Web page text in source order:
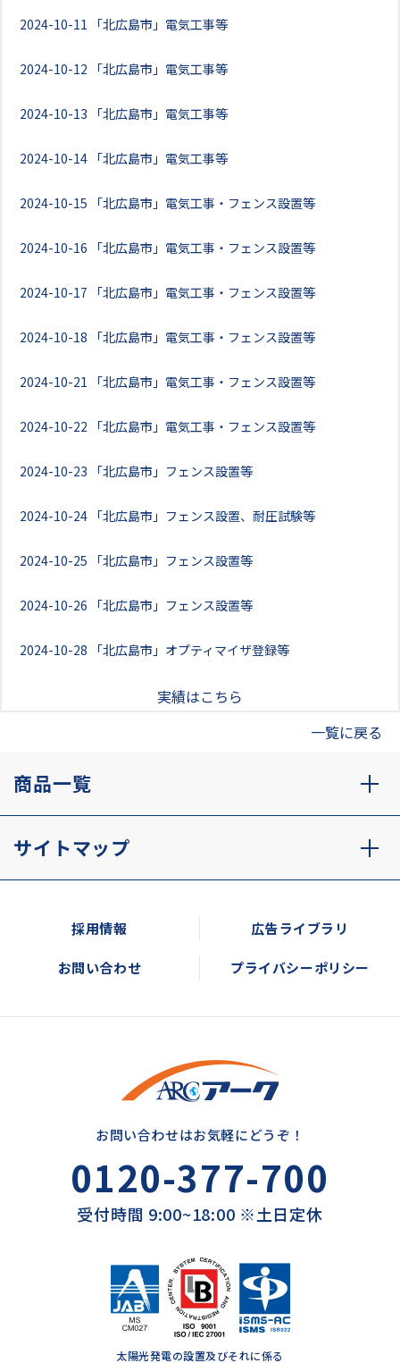
2024-10-11 「北広島市」電気工事等
2024-10-12 「北広島市」電気工事等
2024-10-13 「北広島市」電気工事等
2024-10-14 「北広島市」電気工事等
2024-10-15 「北広島市」電気工事・フェンス設置等
2024-10-16 「北広島市」電気工事・フェンス設置等
2024-10-17 「北広島市」電気工事・フェンス設置等
2024-10-18 「北広島市」電気工事・フェンス設置等
2024-10-21 「北広島市」電気工事・フェンス設置等
2024-10-22 「北広島市」電気工事・フェンス設置等
2024-10-23 「北広島市」フェンス設置等
2024-10-24 「北広島市」フェンス設置、耐圧試験等
2024-10-25 「北広島市」フェンス設置等
2024-10-26 「北広島市」フェンス設置等
2024-10-28 「北広島市」オプティマイザ登録等
実績はこちら
一覧に戻る
商品一覧
サイトマップ
採用情報 広告ライブラリ
お問い合わせ プライバシーポリシー
お問い合わせはお気軽にどうぞ！
0120-377-700
受付時間 9:00~18:00 ※土日定休
太陽光発電の設置及びそれに係る